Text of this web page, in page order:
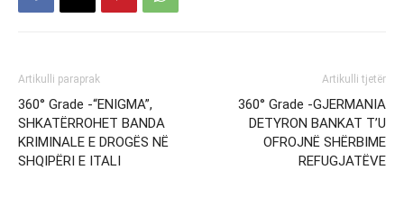
Artikulli paraprak
360° Grade -“ENIGMA”,
SHKATËRROHET BANDA
KRIMINALE E DROGËS NË
SHQIPËRI E ITALI
Artikulli tjetër
360° Grade -GJERMANIA
DETYRON BANKAT T’U
OFROJNË SHËRBIME
REFUGJATËVE